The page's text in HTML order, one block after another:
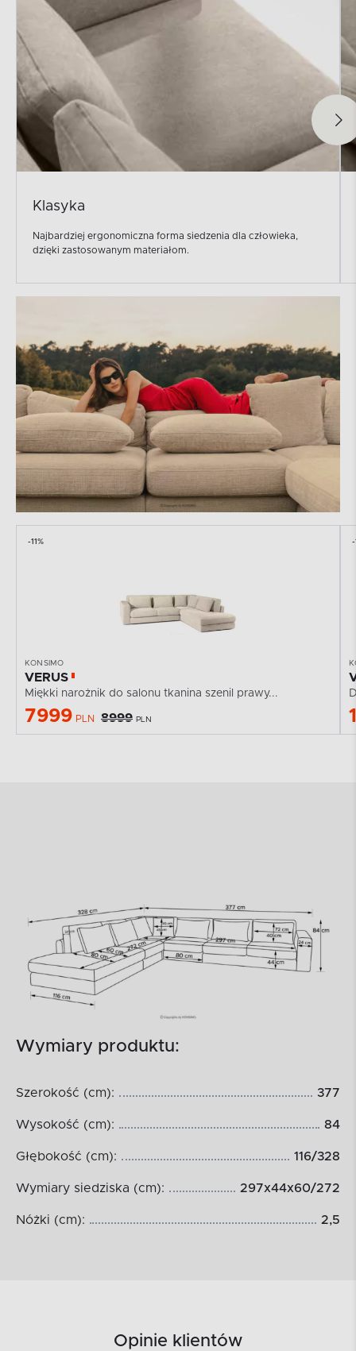
Klasyka
Najbardziej ergonomiczna forma siedzenia dla człowieka,
dzięki zastosowanym materiałom.
-11%
KONSIMO
VERUS
Miękki narożnik do salonu tkanina szenil prawy...
7999 PLN 8999 PLN
-
Wymiary produktu:
Szerokość (cm): 377
Wysokość (cm): 84
Głębokość (cm): 116/328
Wymiary siedziska (cm): 297x44x60/272
Nóżki (cm): 2,5
Opinie klientów